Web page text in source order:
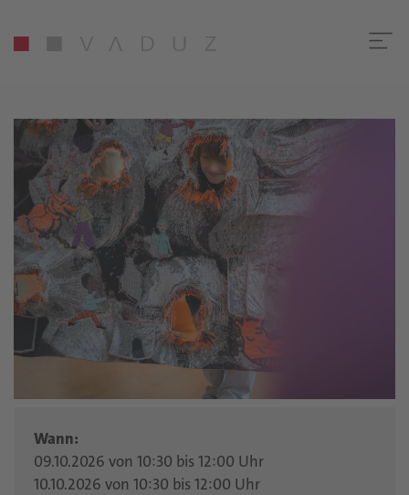
Wann:
09.10.2026 von 10:30 bis 12:00 Uhr
10.10.2026 von 10:30 bis 12:00 Uhr